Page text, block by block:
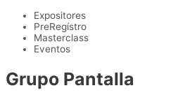
Expositores
PreRegístro
Masterclass
Eventos
Grupo Pantalla